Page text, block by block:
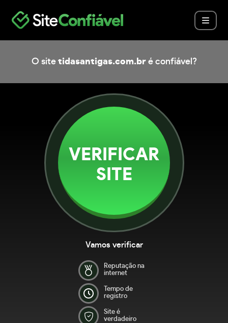
O site tidasantigas.com.bré confiável?
VERIFICAR
SITE
Vamos verificar
Reputação na
internet
Tempo de
registro
Site é
verdadeiro